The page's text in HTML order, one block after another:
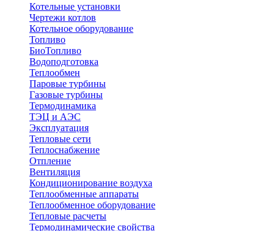
Котельные установки
Чертежи котлов
Котельное оборудование
Топливо
БиоТопливо
Водоподготовка
Теплообмен
Паровые турбины
Газовые турбины
Термодинамика
ТЭЦ и АЭС
Эксплуатация
Тепловые сети
Теплоснабжение
Отпление
Вентиляция
Кондиционирование воздуха
Теплообменные аппараты
Теплообменное оборудование
Тепловые расчеты
Термодинамические свойства